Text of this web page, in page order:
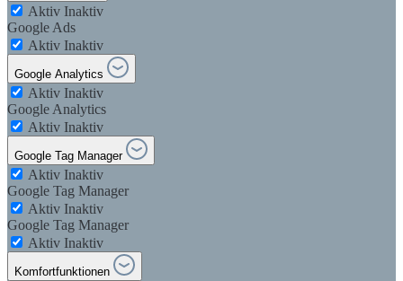
Aktiv Inaktiv
Google Ads
Aktiv Inaktiv
Google Analytics
Aktiv Inaktiv
Google Analytics
Aktiv Inaktiv
Google Tag Manager
Aktiv Inaktiv
Google Tag Manager
Aktiv Inaktiv
Google Tag Manager
Aktiv Inaktiv
Komfortfunktionen